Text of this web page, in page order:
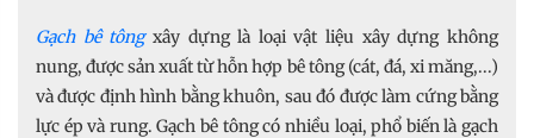
Gạch bê tông xây dựng là loại vật liệu xây dựng không
nung, được sản xuất từ hỗn hợp bê tông (cát, đá, xi măng,...)
và được định hình bằng khuôn, sau đó được làm cứng bằng
lực ép và rung. Gạch bê tông có nhiều loại, phổ biến là gạch